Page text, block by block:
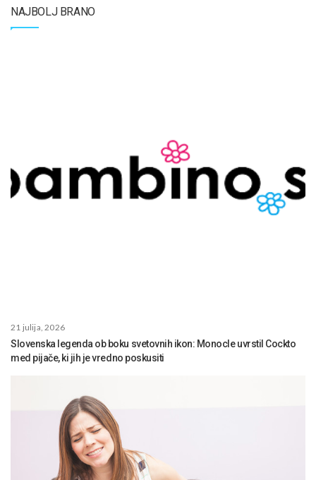
NAJBOLJ BRANO
21 julija, 2026
Slovenska legenda ob boku svetovnih ikon: Monocle uvrstil Cockto
med pijače, ki jih je vredno poskusiti